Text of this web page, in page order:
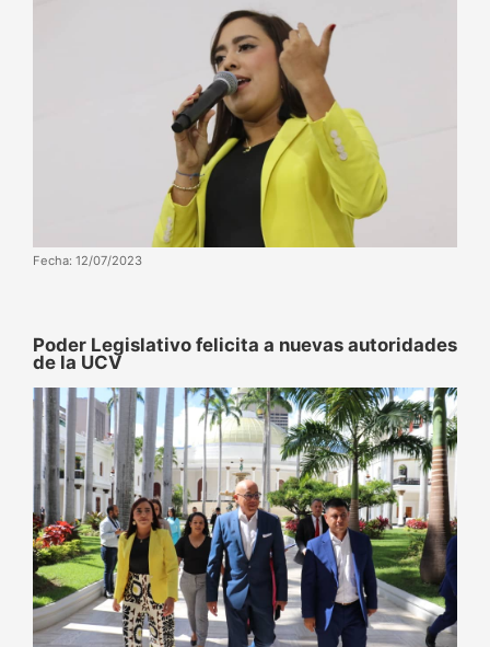
Fecha: 12/07/2023
Poder Legislativo felicita a nuevas autoridades
de la UCV